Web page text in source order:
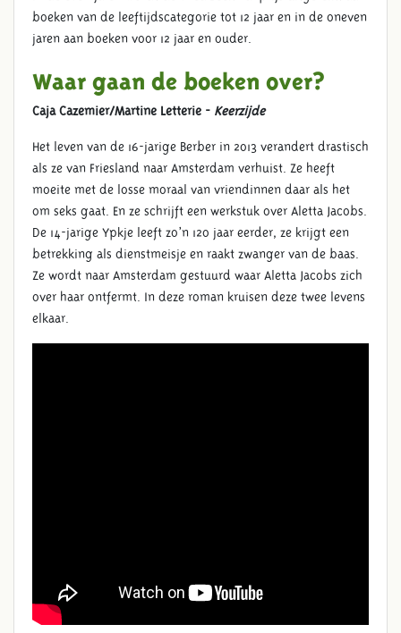
boeken van de leeftijdscategorie tot 12 jaar en in de oneven
jaren aan boeken voor 12 jaar en ouder.
Waar gaan de boeken over?
Caja Cazemier/Martine Letterie - Keerzijde
Het leven van de 16-jarige Berber in 2013 verandert drastisch
als ze van Friesland naar Amsterdam verhuist. Ze heeft
moeite met de losse moraal van vriendinnen daar als het
om seks gaat. En ze schrijft een werkstuk over Aletta Jacobs.
De 14-jarige Ypkje leeft zo’n 120 jaar eerder, ze krijgt een
betrekking als dienstmeisje en raakt zwanger van de baas.
Ze wordt naar Amsterdam gestuurd waar Aletta Jacobs zich
over haar ontfermt. In deze roman kruisen deze twee levens
elkaar.